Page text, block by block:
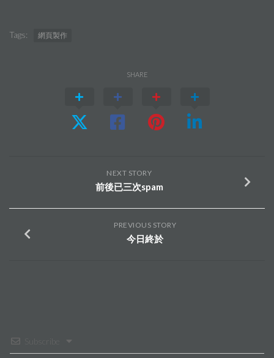
Tags: 網頁製作
SHARE
NEXT STORY
前後已三次spam
PREVIOUS STORY
今日終於